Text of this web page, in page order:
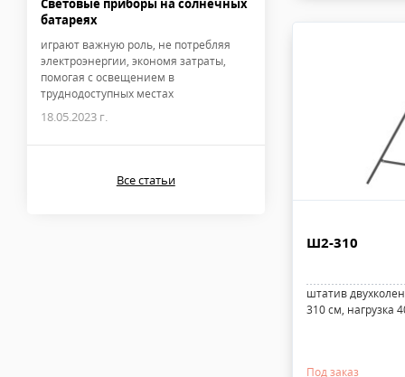
Световые приборы на солнечных
батареях
играют важную роль, не потребляя
электроэнергии, экономя затраты,
помогая с освещением в
труднодоступных местах
18.05.2023 г.
Все статьи
Ш2-310
штатив
310 см, нагрузка
Под заказ